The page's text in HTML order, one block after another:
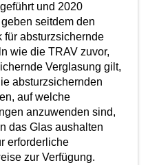
und 2020
seitdem den
für absturzsichernde
wie die TRAV zuvor,
Verglasung gilt,
absturzsichernden
auf welche
anzuwenden sind,
das Glas aushalten
erforderliche
zur Verfügung.